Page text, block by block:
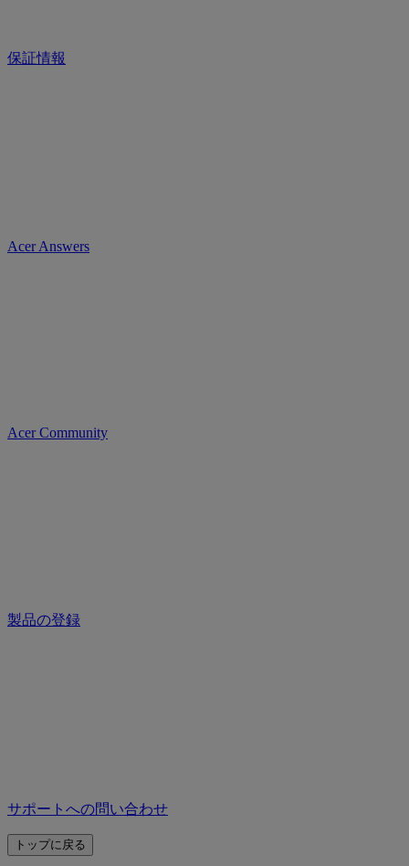
保証情報
Acer Answers
Acer Community
製品の登録
サポートへの問い合わせ
トップに戻る